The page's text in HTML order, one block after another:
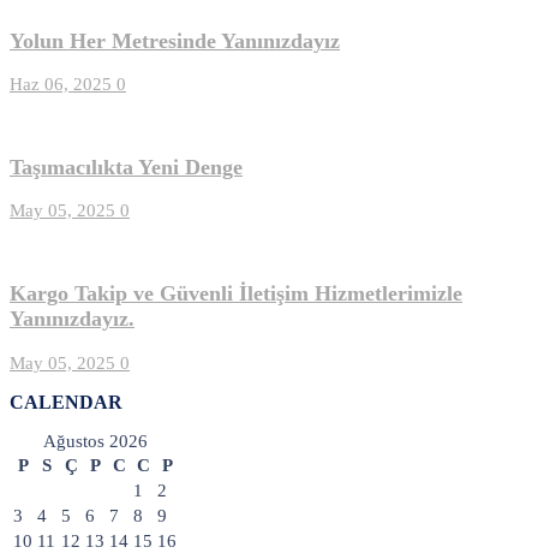
Yolun Her Metresinde Yanınızdayız
Haz 06, 2025 0
Taşımacılıkta Yeni Denge
May 05, 2025 0
Kargo Takip ve Güvenli İletişim Hizmetlerimizle
Yanınızdayız.
May 05, 2025 0
CALENDAR
Ağustos 2026
P
S Ç P C C
P
1
2
3
4 5 6 7 8
9
10 11 12 13 14 15 16